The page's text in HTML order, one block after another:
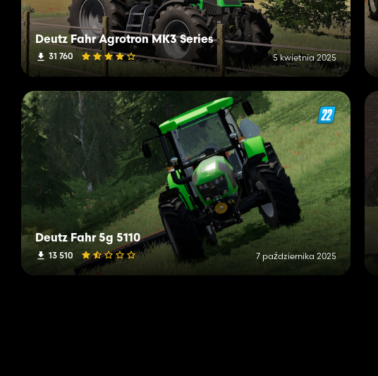
Deutz Fahr Agrotron MK3 Series
31 760 5 kwietnia 2025
Deutz Fahr 5g 5110
13 510 7 października 2025